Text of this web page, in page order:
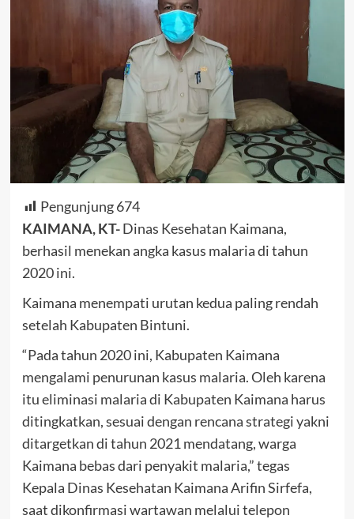
Pengunjung 674
KAIMANA, KT-Dinas Kesehatan Kaimana,
berhasil menekan angka kasus malaria di tahun
2020 ini.
Kaimana menempati urutan kedua paling rendah
setelah Kabupaten Bintuni.
“Pada tahun 2020 ini, Kabupaten Kaimana
mengalami penurunan kasus malaria. Oleh karena
itu eliminasi malaria di Kabupaten Kaimana harus
ditingkatkan, sesuai dengan rencana strategi yakni
ditargetkan di tahun 2021 mendatang, warga
Kaimana bebas dari penyakit malaria,” tegas
Kepala Dinas Kesehatan Kaimana Arifin Sirfefa,
saat dikonfirmasi wartawan melalui telepon